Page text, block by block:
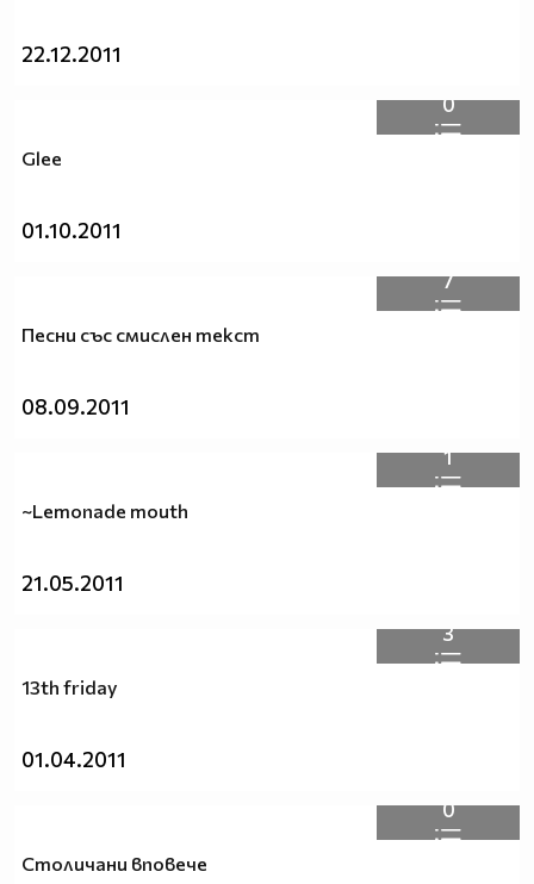
22.12.2011
0
Glee
01.10.2011
7
Песни със смислен текст
08.09.2011
1
~Lemonade mouth
21.05.2011
3
13th friday
01.04.2011
0
Столичани вповече